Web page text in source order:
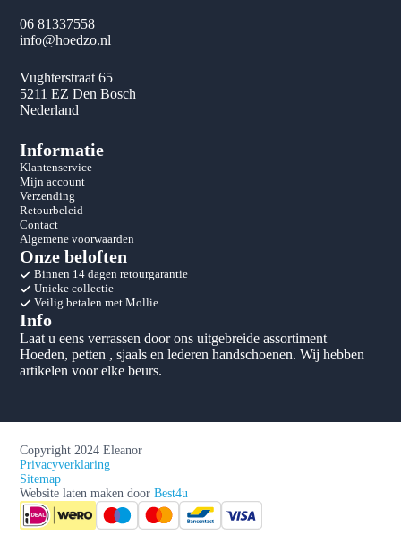
06 81337558
info@hoedzo.nl
Vughterstraat 65
5211 EZ Den Bosch
Nederland
Informatie
Klantenservice
Mijn account
Verzending
Retourbeleid
Contact
Algemene voorwaarden
Onze beloften
Binnen 14 dagen retourgarantie
Unieke collectie
Veilig betalen met Mollie
Info
Laat u eens verrassen door ons uitgebreide assortiment
Hoeden, petten , sjaals en lederen handschoenen. Wij hebben
artikelen voor elke beurs.
Copyright 2024 Eleanor
Privacyverklaring
Sitemap
Website laten maken doorBest4u